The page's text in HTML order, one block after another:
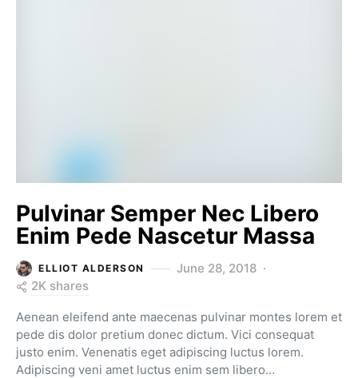
Pulvinar Semper Nec Libero
Enim Pede Nascetur Massa
ELLIOT ALDERSON
June 28, 2018
2K shares
Aenean eleifend ante maecenas pulvinar montes lorem et
pede dis dolor pretium donec dictum. Vici consequat
justo enim. Venenatis eget adipiscing luctus lorem.
Adipiscing veni amet luctus enim sem libero…